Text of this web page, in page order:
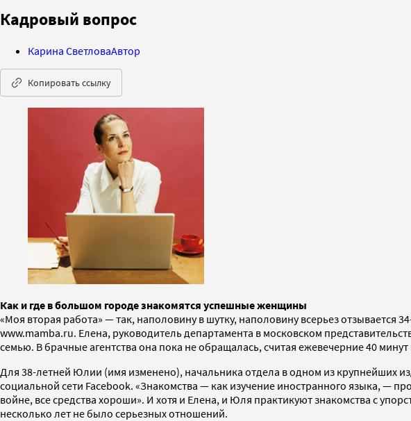
Кадровый вопрос
Карина СветловаАвтор
Копировать ссылку
Как и где в большом городе знакомятся успешные женщины
«Моя вторая работа» — так, наполовину в шутку, наполовину всерьез отзывается
www.mamba.ru. Елена, руководитель департамента в московском
семью. В брачные агентства она пока не обращалась, считая ежевечерние 40
Для 38-летней Юлии (имя изменено), начальника отдела в одном из крупнейших
социальной сети Facebook. «Знакомства — как изучение иностранного языка, —
войне, все средства хороши». И хотя и Елена, и Юля практикуют знакомства с
несколько лет не было серьезных отношений.